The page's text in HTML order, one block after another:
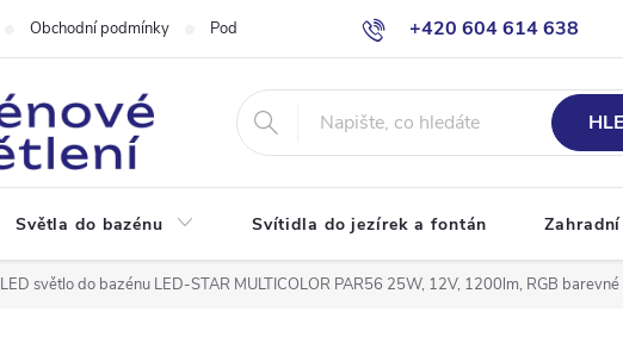
+420 604 614 638
info@bazenove-
Obchodní podmínky Podmínky ochrany osobních údajů Odstoupení od
Světla do bazénu Svítidla do jezírek a fontán
LED světlo do bazénu LED-STAR MULTICOLOR PAR56 25W, 12V, 1200lm, RGB